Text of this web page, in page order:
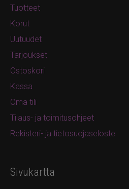
Tuotteet
Korut
Uutuudet
Tarjoukset
Ostoskori
Kassa
Oma tili
Tilaus- ja toimitusohjeet
Rekisteri- ja tietosuojaseloste
Sivukartta